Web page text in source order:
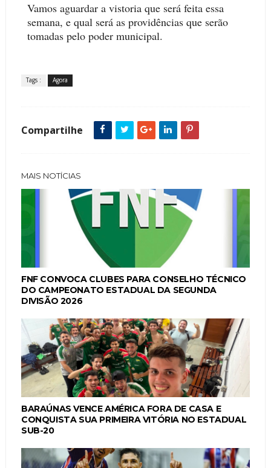
Vamos aguardar a vistoria que será feita essa
semana, e qual será as providências que serão
tomadas pelo poder municipal.
Tags : Agora
Compartilhe
MAIS NOTÍCIAS
FNF CONVOCA CLUBES PARA CONSELHO TÉCNICO
DO CAMPEONATO ESTADUAL DA SEGUNDA
DIVISÃO 2026
BARAÚNAS VENCE AMÉRICA FORA DE CASA E
CONQUISTA SUA PRIMEIRA VITÓRIA NO ESTADUAL
SUB-20